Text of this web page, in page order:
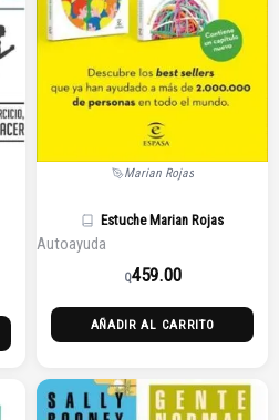
Marian Rojas
Estuche Marian Rojas
Autoayuda
Q459.00
AÑADIR AL CARRITO